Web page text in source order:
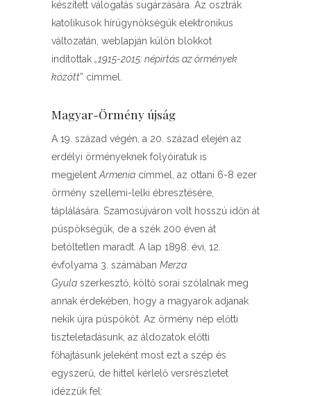
készített válogatás sugárzására. Az osztrák
katolikusok hírügynökségük elektronikus
változatán, weblapján külön blokkot
indítottak „1915-2015: népirtás az örmények
között” címmel.
Magyar-Örmény újság
A 19. század végén, a 20. század elején az
erdélyi örményeknek folyóiratuk is
megjelent Armenia címmel, az ottani 6-8 ezer
örmény szellemi-lelki ébresztésére,
táplálására. Szamosújváron volt hosszú időn át
püspökségük, de a szék 200 éven át
betöltetlen maradt. A lap 1898. évi, 12.
évfolyama 3. számában Merza
Gyula szerkesztő, költő sorai szólalnak meg
annak érdekében, hogy a magyarok adjanak
nekik újra püspököt. Az örmény nép előtti
tiszteletadásunk, az áldozatok előtti
főhajtásunk jeleként most ezt a szép és
egyszerű, de hittel kérlelő versrészletet
idézzük fel: